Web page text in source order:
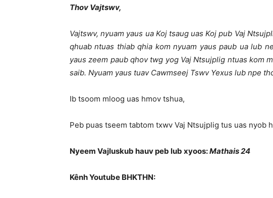
Thov Vajtswv,
Vajtswv, nyuam yaus ua Koj tsaug uas Koj pub Vaj
qhuab ntuas thiab qhia kom nyuam yaus paub ua lub
yaus zeem paub qhov twg yog Vaj Ntsujplig ntuas kom
saib. Nyuam yaus tuav Cawmseej Tswv Yexus lub npe
Ib tsoom mloog uas hmov tshua,
Peb puas tseem tabtom txwv Vaj Ntsujplig tus uas nyob
Nyeem Vajluskub hauv peb lub xyoos:Mathais 24
Kênh Youtube BHKTHN: